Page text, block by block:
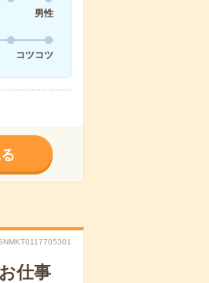
男性
コツコツ
仕事